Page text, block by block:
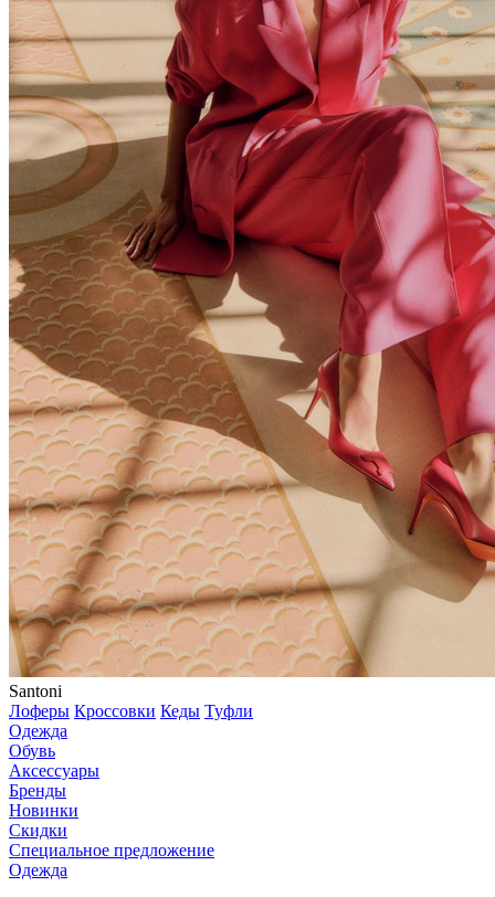
Santoni
Лоферы Кроссовки Кеды Туфли
Одежда
Обувь
Аксессуары
Бренды
Новинки
Скидки
Специальное предложение
Одежда